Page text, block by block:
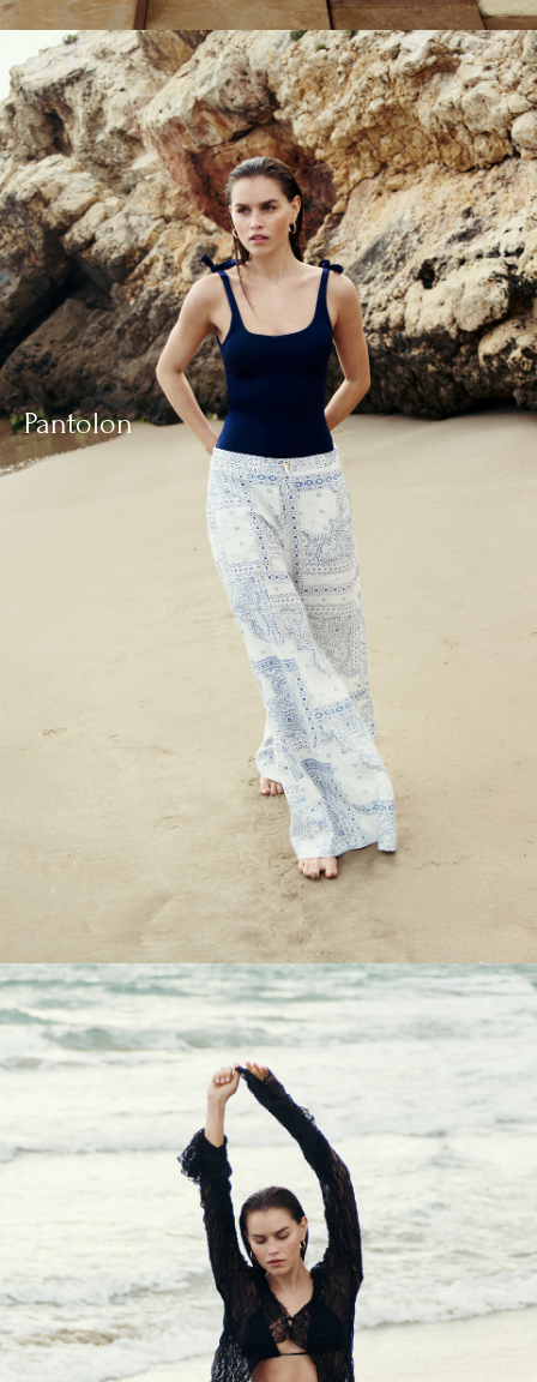
Pantolon